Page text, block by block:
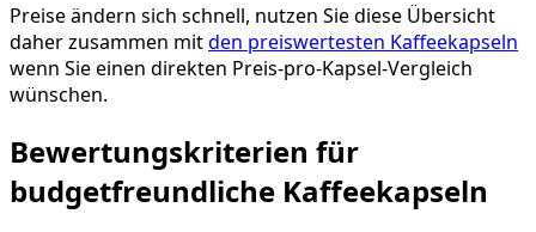
Preise ändern sich schnell, nutzen Sie diese Übersicht
daher zusammen mitden preiswertesten Kaffeekapseln
wenn Sie einen direkten Preis-pro-Kapsel-Vergleich
wünschen.
Bewertungskriterien für
budgetfreundliche Kaffeekapseln